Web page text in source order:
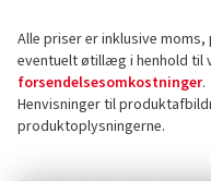
Alle priser er inklusive
eventuelt øtillæg i henhold til
forsendelsesomkostninger.
Henvisninger til
produktoplysningerne.